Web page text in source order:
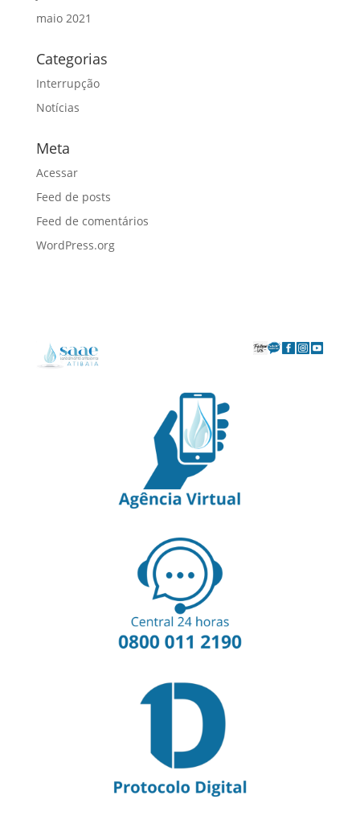
maio 2021
Categorias
Interrupção
Notícias
Meta
Acessar
Feed de posts
Feed de comentários
WordPress.org